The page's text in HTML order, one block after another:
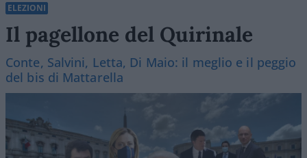
ELEZIONI
Il pagellone del Quirinale
Conte, Salvini, Letta, Di Maio: il meglio e il peggio
del bis di Mattarella